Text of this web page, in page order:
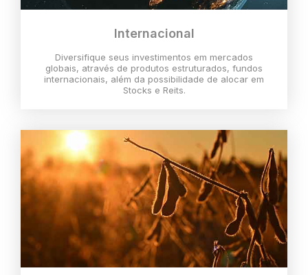
Internacional
Diversifique seus investimentos em mercados
globais, através de produtos estruturados, fundos
internacionais, além da possibilidade de alocar em
Stocks e Reits.